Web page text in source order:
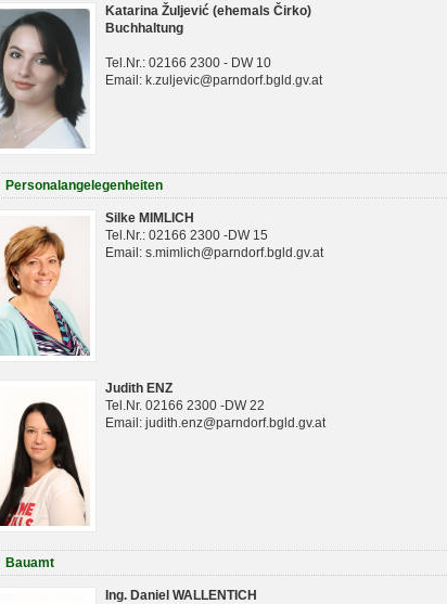
Katarina Žuljević (ehemals Čirko)
Buchhaltung
Tel.Nr.: 02166 2300 - DW 10
Email: k.zuljevic@parndorf.bgld.gv.at
Personalangelegenheiten
Silke MIMLICH
Tel.Nr.: 02166 2300 -DW 15
Email: s.mimlich@parndorf.bgld.gv.at
Judith ENZ
Tel.Nr. 02166 2300 -DW 22
Email: judith.enz@parndorf.bgld.gv.at
Bauamt
Ing. Daniel WALLENTICH